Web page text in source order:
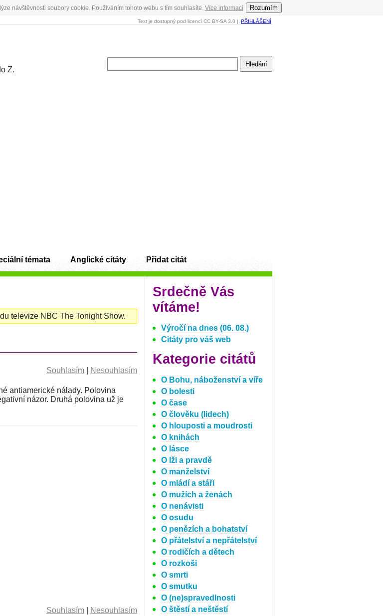
návštěvnosti soubory cookie. Používáním tohoto webu s tím souhlasíte. Více informací Rozumím
Text je dostupný pod licencí CC BY-SA 3.0 | PŘIHLÁŠENÍ
Z.
témata Anglické citáty Přidat citát
televize NBC The Tonight Show.
Souhlasím Nesouhlasím
antiamerické nálady. Polovina
názor. Druhá polovina už je
Souhlasím Nesouhlasím
Srdečně Vás
vítáme!
Výročí na dnes (06. 08.)
Citáty pro váš web
Kategorie citátů
O Bohu, náboženství a víře
O bolesti
O čase
O člověku (lidech)
O hlouposti a moudrosti
O knihách
O lásce
O lži a pravdě
O manželství
O mládí a stáři
O mužích a ženách
O nenávisti
O osudu
O penězích a bohatství
O přátelství a nepřátelství
O rodičích a dětech
O rozkoši
O smrti
O smutku
O (ne)spravedlnosti
O štěstí a neštěstí